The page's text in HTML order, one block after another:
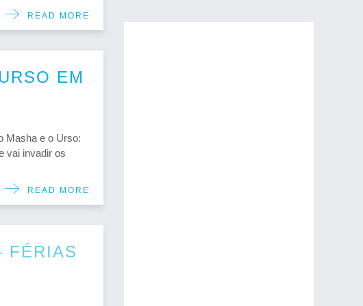
READ MORE
EM
Masha e o Urso:
vai invadir os
READ MORE
FÉRIAS